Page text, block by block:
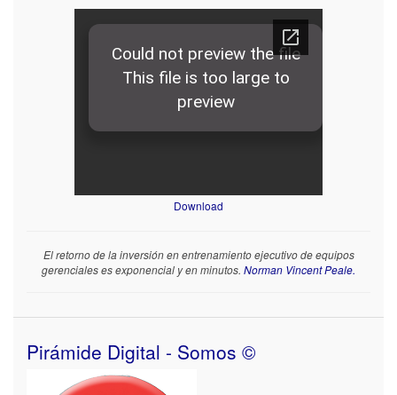
Download
El retorno de la inversión en entrenamiento ejecutivo de equipos
gerenciales es exponencial y en minutos. Norman Vincent Peale.
Pirámide Digital - Somos ©